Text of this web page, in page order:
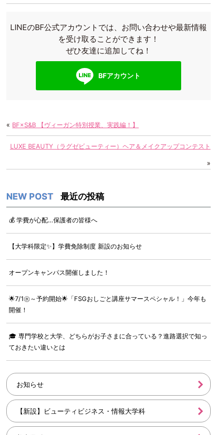
e
b
o
t
t
e
e
e
LINEのBF公式アカウントでは、お問い合わせや最新情報
を受け取ることができます！
ぜひ友達に追加してね！
BFアカウント
« BF×S&B 【ヴィーガン特別授業、実践編！】
LUXE BEAUTY（ラグゼビューティー）ヘア＆メイクアップコンテスト
»
最近の投稿
💰 学費が心配…保護者の皆様へ
【大学科限定✨】学費免除制度 新設のお知らせ
オープンキャンパス開催しました！
🌟7/1㊌～予約開始🌟「FSGおしごと講座サマースペシャル！」今年も
開催！
🎓 専門学校と大学、どちらがお子さまに合っている？進路選択で知っ
ておきたい違いとは
お知らせ
【新設】ビューティビジネス・情報大学科